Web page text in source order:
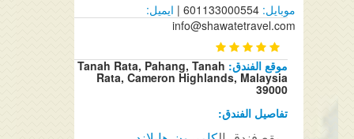
موبايل: 601133000554 |
ايميل:
info@shawatetravel.com
موقع الفندق:Tanah Rata, Pahang, Tanah
Rata, Cameron Highlands, Malaysia
39000
تفاصيل الفندق: